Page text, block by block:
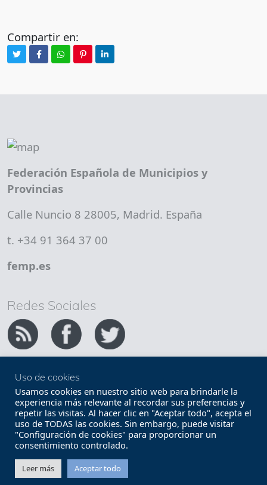
Compartir en:
Federación Española de Municipios y
Provincias
Calle Nuncio 8 28005, Madrid. España
t. +34 91 364 37 00
femp.es
Redes Sociales
Copyright FEMP
Accesibilidad
Términos legales
Política de privacidad
Términos y condiciones de uso
Contacto
Uso de cookies
Usamos cookies en nuestro sitio web para brindarle la
experiencia más relevante al recordar sus preferencias y
repetir las visitas. Al hacer clic en "Aceptar todo", acepta el
uso de TODAS las cookies. Sin embargo, puede visitar
"Configuración de cookies" para proporcionar un
consentimiento controlado.
Leer más Aceptar todo